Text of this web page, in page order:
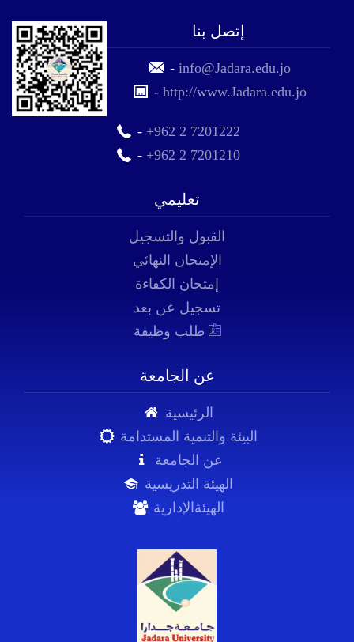
إتصل بنا
-info@Jadara.edu.jo
-http://www.Jadara.edu.jo
- +962 2 7201222
- +962 2 7201210
تعليمي
القبول والتسجيل
الإمتحان النهائي
إمتحان الكفاءة
تسجيل عن بعد
عن الجامعة
الرئيسية
البيئة والتنمية المستدامة
عن الجامعة
الهيئة التدريسية
الهيئةالإدارية